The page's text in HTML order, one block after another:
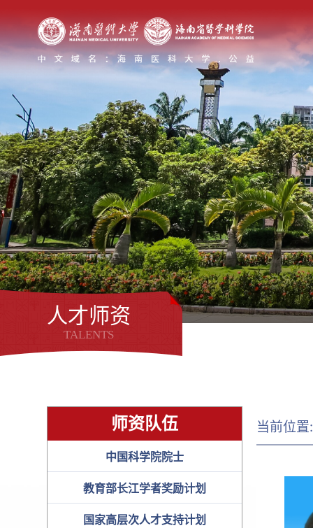
人才师资
TALENTS
师资队伍
中国科学院院士
教育部长江学者奖励计划
国家高层次人才支持计划
当前位置: